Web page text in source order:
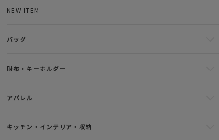
NEW ITEM
バッグ
財布・キーホルダー
アパレル
キッチン・インテリア・収納